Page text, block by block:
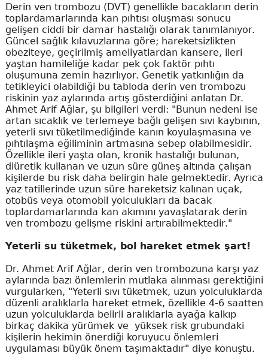
Derin ven trombozu (DVT) genellikle bacakların derin
toplardamarlarında kan pıhtısı oluşması sonucu
gelişen ciddi bir damar hastalığı olarak tanımlanıyor.
Güncel sağlık kılavuzlarına göre; hareketsizlikten
obeziteye, geçirilmiş ameliyatlardan kansere, ileri
yaştan hamileliğe kadar pek çok faktör pıhtı
oluşumuna zemin hazırlıyor. Genetik yatkınlığın da
tetikleyici olabildiği bu tabloda derin ven trombozu
riskinin yaz aylarında artış gösterdiğini anlatan Dr.
Ahmet Arif Ağlar, şu bilgileri verdi: "Bunun nedeni ise
artan sıcaklık ve terlemeye bağlı gelişen sıvı kaybının,
yeterli sıvı tüketilmediğinde kanın koyulaşmasına ve
pıhtılaşma eğiliminin artmasına sebep olabilmesidir.
Özellikle ileri yaşta olan, kronik hastalığı bulunan,
diüretik kullanan ve uzun süre güneş altında çalışan
kişilerde bu risk daha belirgin hale gelmektedir. Ayrıca
yaz tatillerinde uzun süre hareketsiz kalınan uçak,
otobüs veya otomobil yolculukları da bacak
toplardamarlarında kan akımını yavaşlatarak derin
ven trombozu gelişme riskini artırabilmektedir."
Yeterli su tüketmek, bol hareket etmek şart!
Dr. Ahmet Arif Ağlar, derin ven trombozuna karşı yaz
aylarında bazı önlemlerin mutlaka alınması gerektiğini
vurgularken, "Yeterli sıvı tüketmek, uzun yolculuklarda
düzenli aralıklarla hareket etmek, özellikle 4-6 saatten
uzun yolculuklarda belirli aralıklarla ayağa kalkıp
birkaç dakika yürümek ve yüksek risk grubundaki
kişilerin hekimin önerdiği koruyucu önlemleri
uygulaması büyük önem taşımaktadır" diye konuştu.